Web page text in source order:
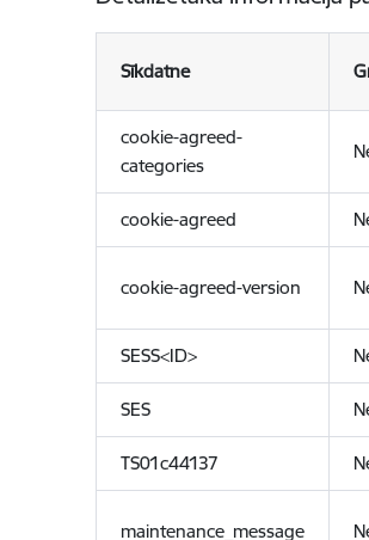
Sīkdatne
cookie-agreed-
categories
cookie-agreed
cookie-agreed-version
SESS<ID>
SES
TS01c44137
maintenance_message